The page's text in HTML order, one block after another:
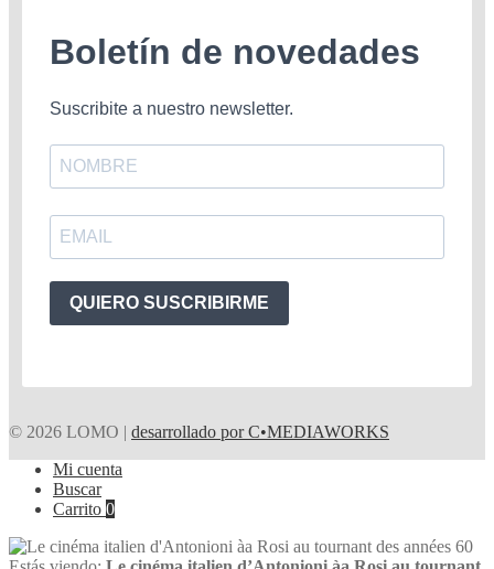
Boletín de novedades
Suscribite a nuestro newsletter.
QUIERO SUSCRIBIRME
© 2026 LOMO | desarrollado por C•MEDIAWORKS
Mi cuenta
Buscar
Carrito 0